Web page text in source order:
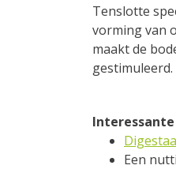
Tenslotte
vorming van
maakt de
Een